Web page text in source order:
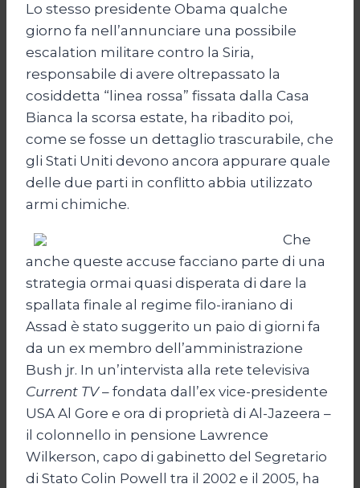
Lo stesso presidente Obama qualche
giorno fa nell’annunciare una possibile
escalation militare contro la Siria,
responsabile di avere oltrepassato la
cosiddetta “linea rossa” fissata dalla Casa
Bianca la scorsa estate, ha ribadito poi,
come se fosse un dettaglio trascurabile, che
gli Stati Uniti devono ancora appurare quale
delle due parti in conflitto abbia utilizzato
armi chimiche.
Che
anche queste accuse facciano parte di una
strategia ormai quasi disperata di dare la
spallata finale al regime filo-iraniano di
Assad è stato suggerito un paio di giorni fa
da un ex membro dell’amministrazione
Bush jr. In un’intervista alla rete televisiva
Current TV– fondata dall’ex vice-presidente
USA Al Gore e ora di proprietà di Al-Jazeera –
il colonnello in pensione Lawrence
Wilkerson, capo di gabinetto del Segretario
di Stato Colin Powell tra il 2002 e il 2005, ha